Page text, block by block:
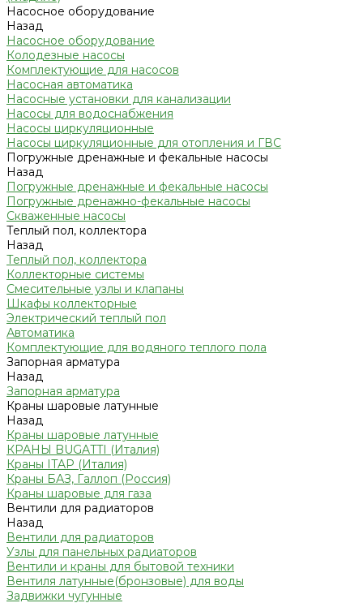
Насосное оборудование
Назад
Насосное оборудование
Колодезные насосы
Комплектующие для насосов
Насосная автоматика
Насосные установки для канализации
Насосы для водоснабжения
Насосы циркуляционные
Насосы циркуляционные для отопления и ГВС
Погружные дренажные и фекальные насосы
Назад
Погружные дренажные и фекальные насосы
Погружные дренажно-фекальные насосы
Скваженные насосы
Теплый пол, коллектора
Назад
Теплый пол, коллектора
Коллекторные системы
Смесительные узлы и клапаны
Шкафы коллекторные
Электрический теплый пол
Автоматика
Комплектующие для водяного теплого пола
Запорная арматура
Назад
Запорная арматура
Краны шаровые латунные
Назад
Краны шаровые латунные
КРАНЫ BUGATTI (Италия)
Краны ITAP (Италия)
Краны БАЗ, Галлоп (Россия)
Краны шаровые для газа
Вентили для радиаторов
Назад
Вентили для радиаторов
Узлы для панельных радиаторов
Вентили и краны для бытовой техники
Вентиля латунные(бронзовые) для воды
Задвижки чугунные